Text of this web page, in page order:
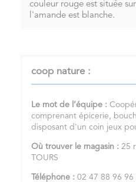
couleur rouge est située
l'amande est blanche.
coop nature :
Le mot de l’équipe :
comprenant épicerie,
disposant d'un coin jeux
Où trouver le magasin : 25
TOURS
Téléphone : 02 47 88 96 96